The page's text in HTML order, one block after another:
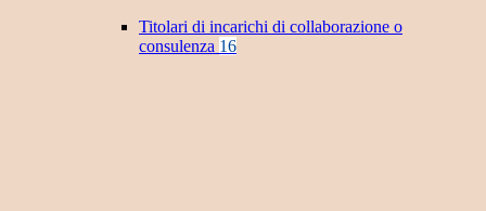
Titolari di incarichi di collaborazione o
consulenza 16